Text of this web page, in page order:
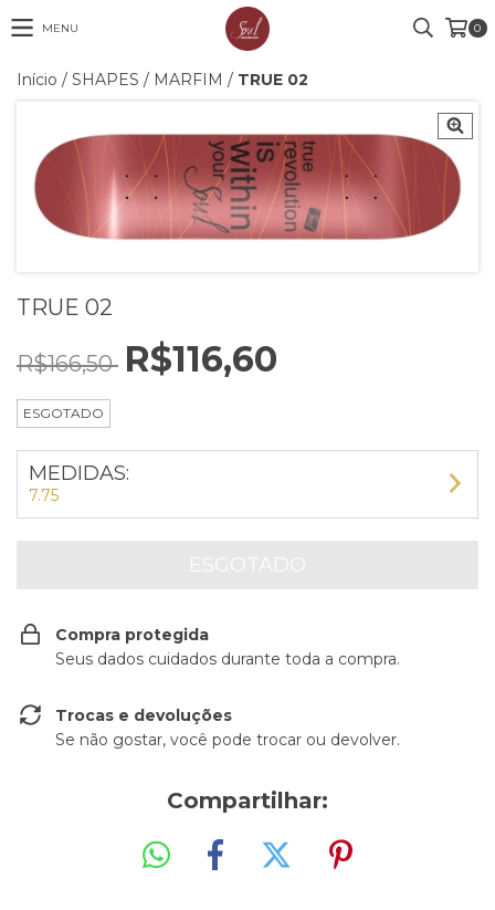
MENU 0
Início / SHAPES / MARFIM / TRUE 02
TRUE 02
R$166,50 R$116,60
ESGOTADO
MEDIDAS:
7.75
Compra protegida
Seus dados cuidados durante toda a compra.
Trocas e devoluções
Se não gostar, você pode trocar ou devolver.
Compartilhar: